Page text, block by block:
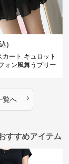
)
カート キュロット
ォン風舞うプリー
覧へ ›
すすめアイテム